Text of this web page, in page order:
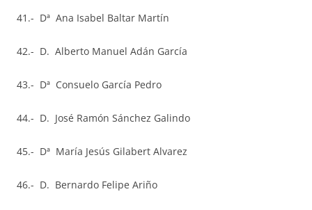
41.- Dª Ana Isabel Baltar Martín
42.- D. Alberto Manuel Adán García
43.- Dª Consuelo García Pedro
44.- D. José Ramón Sánchez Galindo
45.- Dª María Jesús Gilabert Alvarez
46.- D. Bernardo Felipe Ariño